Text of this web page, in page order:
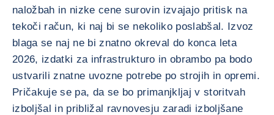
naložbah in nizke cene surovin izvajajo pritisk na
tekoči račun, ki naj bi se nekoliko poslabšal. Izvoz
blaga se naj ne bi znatno okreval do konca leta
2026, izdatki za infrastrukturo in obrambo pa bodo
ustvarili znatne uvozne potrebe po strojih in opremi.
Pričakuje se pa, da se bo primanjkljaj v storitvah
izboljšal in približal ravnovesju zaradi izboljšane